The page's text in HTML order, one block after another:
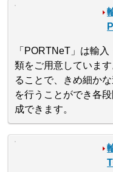
「PORTNeT」は輸
類をご用意していま
ることで、きめ細か
を行うことができ各
成できます。